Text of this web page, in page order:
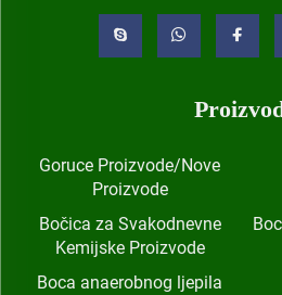
Goruce Proizvode/Nove
Proizvode
Bočica za Svakodnevne
Kemijske Proizvode
Boca anaerobnog ljepila